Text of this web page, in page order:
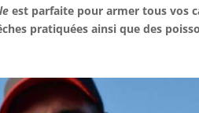
est parfaite pour armer tous vos
pratiquées ainsi que des